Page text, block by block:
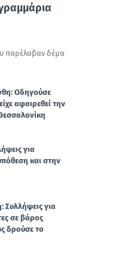
παρέλαβαν δέμα
Οδηγούσε
αφαιρεθεί την
για
και στην
Συλλήψεις για
σε βάρος
δρούσε το